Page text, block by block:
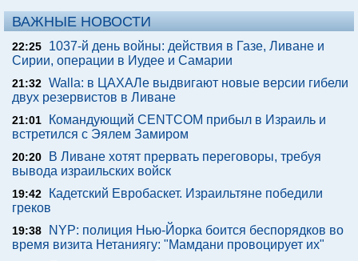
ВАЖНЫЕ НОВОСТИ
22:25
1037-й день войны: действия в Газе, Ливане и
Сирии, операции в Иудее и Самарии
21:32 Walla: в ЦАХАЛе выдвигают новые версии гибели
двух резервистов в Ливане
21:01
Командующий CENTCOM прибыл в Израиль и
встретился с Эялем Замиром
20:20
В Ливане хотят прервать переговоры, требуя
вывода израильских войск
19:42
Кадетский Евробаскет. Израильтяне победили
греков
19:38
NYP: полиция Нью-Йорка боится беспорядков во
время визита Нетаниягу: "Мамдани провоцирует их"